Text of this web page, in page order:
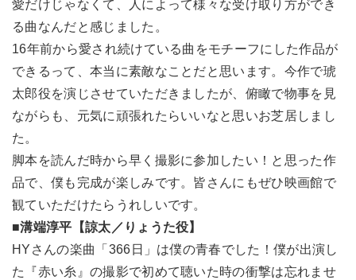
愛だけじゃなくて、人によって様々な受け取り方ができ
る曲なんだと感じました。
16年前から愛され続けている曲をモチーフにした作品が
できるって、本当に素敵なことだと思います。今作で琥
太郎役を演じさせていただきましたが、俯瞰で物事を見
ながらも、元気に頑張れたらいいなと思いお芝居しまし
た。
脚本を読んだ時から早く撮影に参加したい！と思った作
品で、僕も完成が楽しみです。皆さんにもぜひ映画館で
観ていただけたらうれしいです。
■溝端淳平【諒太／りょうた役】
HYさんの楽曲「366日」は僕の青春でした！僕が出演し
た『赤い糸』の撮影で初めて聴いた時の衝撃は忘れませ